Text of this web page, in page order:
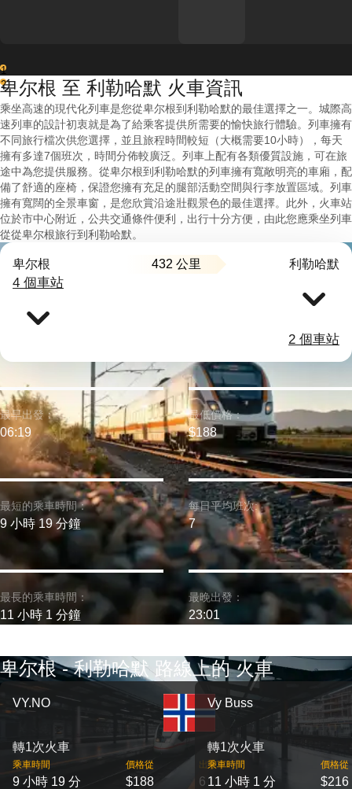
1
2
卑尔根 至 利勒哈默 火車資訊
乘坐高速的現代化列車是您從卑尔根到利勒哈默的最佳選擇之一。城際高
速列車的設計初衷就是為了給乘客提供所需要的愉快旅行體驗。列車擁有
不同旅行檔次供您選擇，並且旅程時間較短（大概需要10小時），每天
擁有多達7個班次，時間分佈較廣泛。列車上配有各類優質設施，可在旅
途中為您提供服務。從卑尔根到利勒哈默的列車擁有寬敞明亮的車廂，配
備了舒適的座椅，保證您擁有充足的腿部活動空間與行李放置區域。列車
擁有寬闊的全景車窗，是您欣賞沿途壯觀景色的最佳選擇。此外，火車站
位於市中心附近，公共交通條件便利，出行十分方便，由此您應乘坐列車
從從卑尔根旅行到利勒哈默。
卑尔根 432 公里 利勒哈默
4 個車站
2 個車站
最短的乘車時間：
9 小時 19 分鐘
最早出發：
06:19
最長的乘車時間：
11 小時 1 分鐘
最低價格：
$188
每日平均班次:
7
最晚出發：
23:01
卑尔根 - 利勒哈默 路線上的 火車
VY.NO
轉1次火車
乘車時間
9 小時 19 分
價格從
$188
出發
6
Vy Buss
轉1次火車
乘車時間
11 小時 1 分
價格從
$216